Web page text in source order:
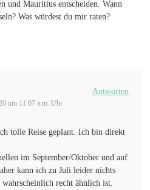
und Mauritius entscheiden. Wann
Was würdest du mir raten?
um 11:07 a.m. Uhr
Antworten
tolle Reise geplant. Ich bin direkt
im September/Oktober und auf
kann ich zu Juli leider nichts
wahrscheinlich recht ähnlich ist.